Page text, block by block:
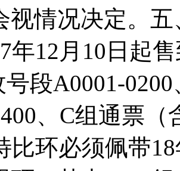
视情况决定。
年12月10日起
号段A0001-
、C组通票
比环必须佩带